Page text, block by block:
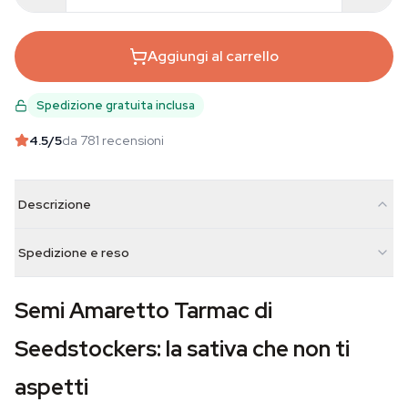
Aggiungi al carrello
Spedizione gratuita inclusa
4.5/5da 781 recensioni
Descrizione
Spedizione e reso
Semi Amaretto Tarmac di
Seedstockers: la sativa che non ti
aspetti